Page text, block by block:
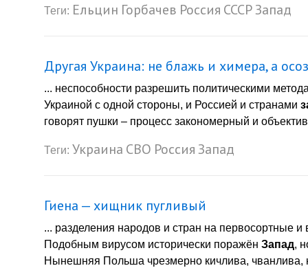
Теги: Ельцин Горбачев Россия СССРЗапад
Другая Украина: не блажь и химера, а
... неспособности разрешить политическими
Украиной с одной стороны, и Россией и странами
говорят пушки – процесс закономерный и
Теги: Украина СВО Россия Запад
Гиена — хищник пугливый
... разделения народов и стран на первосортные
Подобным вирусом исторически поражён Запад,
Нынешняя Польша чрезмерно кичлива, чванлива,